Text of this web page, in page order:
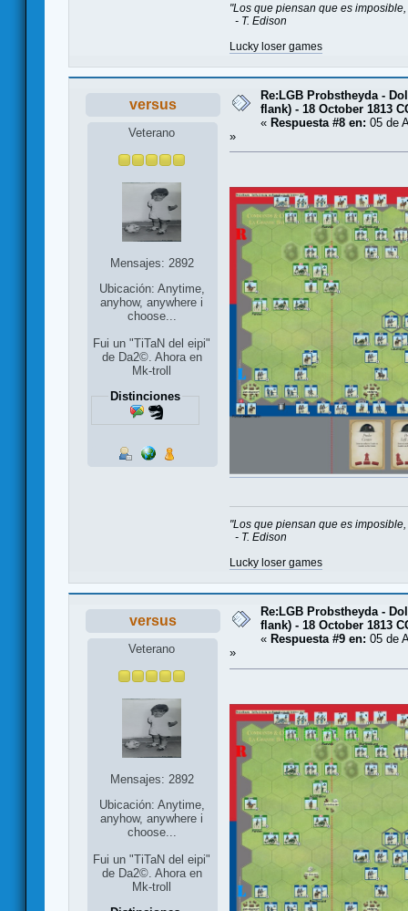
"Los que piensan que es
- T. Edison
Lucky loser games
versus
Veterano
Mensajes: 2892
Ubicación: Anytime,
anyhow, anywhere i
choose...
Fui un "TiTaN del eipi"
de Da2©. Ahora en
Mk-troll
Distinciones
Re:LGB Probstheyda -
flank) - 18 October 1813
« Respuesta #8 en: 05 de
»
"Los que piensan que es
- T. Edison
Lucky loser games
versus
Veterano
Mensajes: 2892
Ubicación: Anytime,
anyhow, anywhere i
choose...
Fui un "TiTaN del eipi"
de Da2©. Ahora en
Mk-troll
Re:LGB Probstheyda -
flank) - 18 October 1813
« Respuesta #9 en: 05 de
»